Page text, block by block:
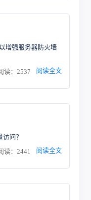
增强服务器防火墙
读：2537 阅读全文
问？
读：2441 阅读全文